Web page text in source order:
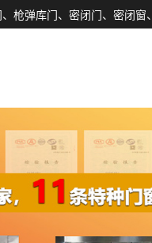
枪弹库门、密闭门、密闭